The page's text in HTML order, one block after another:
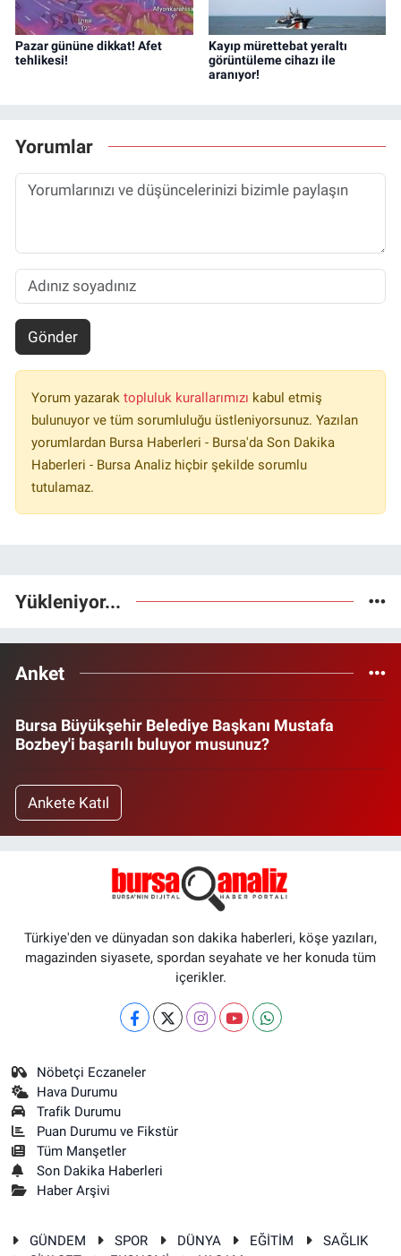
Pazar gününe dikkat! Afet
tehlikesi!
Kayıp mürettebat yeraltı
görüntüleme cihazı ile
aranıyor!
Yorumlar
Gönder
Yorum yazarak topluluk kurallarımızı kabul etmiş
bulunuyor ve tüm sorumluluğu üstleniyorsunuz. Yazılan
yorumlardan Bursa Haberleri - Bursa'da Son Dakika
Haberleri - Bursa Analiz hiçbir şekilde sorumlu
tutulamaz.
Yükleniyor...
Anket
Bursa Büyükşehir Belediye Başkanı Mustafa
Bozbey'i başarılı buluyor musunuz?
Ankete Katıl
Türkiye'den ve dünyadan son dakika haberleri, köşe yazıları,
magazinden siyasete, spordan seyahate ve her konuda tüm
içerikler.
Nöbetçi Eczaneler
Hava Durumu
Trafik Durumu
Puan Durumu ve Fikstür
Tüm Manşetler
Son Dakika Haberleri
Haber Arşivi
GÜNDEM SPOR DÜNYA EĞİTİM
SAĞLIK